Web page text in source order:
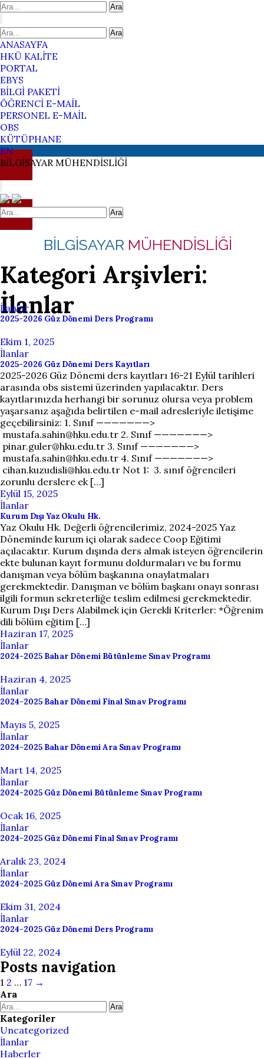
Ara
Ara
ANASAYFA
HKÜ KALİTE
PORTAL
EBYS
BİLGİ PAKETİ
ÖĞRENCİ E-MAİL
PERSONEL E-MAİL
OBS
KÜTÜPHANE
EN
BİLGİSAYAR MÜHENDİSLİĞİ
Ara
BİLGİSAYAR MÜHENDİSLİĞİ
Kategori Arşivleri:
İlanlar
İlanlar
2025-2026 Güz Dönemi Ders Programı
Ekim 1, 2025
İlanlar
2025-2026 Güz Dönemi Ders Kayıtları
2025-2026 Güz Dönemi ders kayıtları 16-21 Eylül tarihleri
arasında obs sistemi üzerinden yapılacaktır. Ders
kayıtlarınızda herhangi bir sorunuz olursa veya problem
yaşarsanız aşağıda belirtilen e-mail adresleriyle iletişime
geçebilirsiniz: 1. Sınıf ———————>
mustafa.sahin@hku.edu.tr 2. Sınıf ———————>
pinar.guler@hku.edu.tr 3. Sınıf ———————>
mustafa.sahin@hku.edu.tr 4. Sınıf ———————>
cihan.kuzudisli@hku.edu.tr Not 1: 3. sınıf öğrencileri
zorunlu derslere ek […]
Eylül 15, 2025
İlanlar
Kurum Dışı Yaz Okulu Hk.
Yaz Okulu Hk. Değerli öğrencilerimiz, 2024-2025 Yaz
Döneminde kurum içi olarak sadece Coop Eğitimi
açılacaktır. Kurum dışında ders almak isteyen öğrencilerin
ekte bulunan kayıt formunu doldurmaları ve bu formu
danışman veya bölüm başkanına onaylatmaları
gerekmektedir. Danışman ve bölüm başkanı onayı sonrası
ilgili formun sekreterliğe teslim edilmesi gerekmektedir.
Kurum Dışı Ders Alabilmek için Gerekli Kriterler: *Öğrenim
dili bölüm eğitim […]
Haziran 17, 2025
İlanlar
2024-2025 Bahar Dönemi Bütünleme Sınav Programı
Haziran 4, 2025
İlanlar
2024-2025 Bahar Dönemi Final Sınav Programı
Mayıs 5, 2025
İlanlar
2024-2025 Bahar Dönemi Ara Sınav Programı
Mart 14, 2025
İlanlar
2024-2025 Güz Dönemi Bütünleme Sınav Programı
Ocak 16, 2025
İlanlar
2024-2025 Güz Dönemi Final Sınav Programı
Aralık 23, 2024
İlanlar
2024-2025 Güz Dönemi Ara Sınav Programı
Ekim 31, 2024
İlanlar
2024-2025 Güz Dönemi Ders Programı
Eylül 22, 2024
Posts navigation
1 2 … 17 →
Ara
Ara
Kategoriler
Uncategorized
İlanlar
Haberler